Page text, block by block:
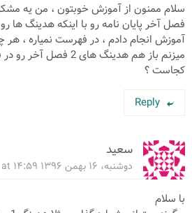
فصل آخر پایان نامه رو با اینکه هدینگ
آموزش انجام دادم ، در فهرست نمیاره ،
میزنم باز هم هدینگ
کجاست ؟
Reply
سعید
دوشنبه، ۱۶ بهمن ۱۳۹۶ at ۱۴:۵۹
با سلام